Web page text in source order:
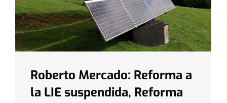
Roberto Mercado: Reforma a
la LIE suspendida, Reforma